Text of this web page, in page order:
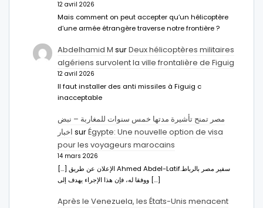
12 avril 2026
Mais comment on peut accepter qu’un hélicoptère
d’une armée étrangère traverse notre frontière ?
Abdelhamid M surDeux hélicoptères militaires
algériens survolent la ville frontalière de Figuig
12 avril 2026
Il faut installer des anti missiles à Figuig c
inacceptable
مصر تمنح تأشيرة مدتها خمس سنوات للمغاربة – نبض
اخبار surÉgypte: Une nouvelle option de visa
pour les voyageurs marocains
14 mars 2026
[…] الإعلان عن طريق Ahmed Abdel-Latifسفير مصر بالرباط.
ووفقا له، فإن هذا الإجراء يهدف إلى […]
Après le Venezuela, les États-Unis menacent